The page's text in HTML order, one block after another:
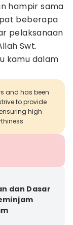
hampir sama
beberapa
pelaksanaan
Swt.
kamu dalam
and has been
to provide
high
dan Dasar